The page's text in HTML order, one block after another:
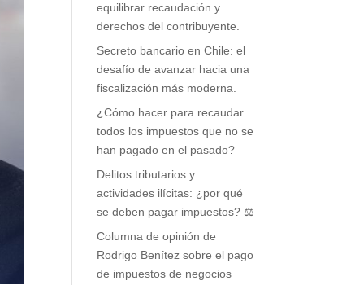
equilibrar recaudación y
derechos del contribuyente.
Secreto bancario en Chile: el
desafío de avanzar hacia una
fiscalización más moderna.
¿Cómo hacer para recaudar
todos los impuestos que no se
han pagado en el pasado?
Delitos tributarios y
actividades ilícitas: ¿por qué
se deben pagar impuestos? ⚖️
Columna de opinión de
Rodrigo Benítez sobre el pago
de impuestos de negocios